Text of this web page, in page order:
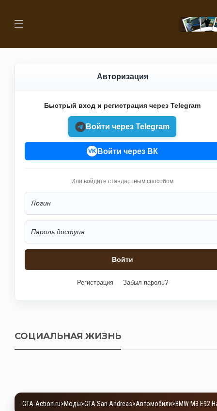
Авторизация
Быстрый вход и регистрация через Telegram
Войти через Telegram
VK Войти через ВК
Или войдите стандартным способом
Регистрация Забыл пароль?
СОЦИАЛЬНАЯ ЖИЗНЬ
GTA-Action.ru>Моды>GTA San Andreas>Автомобили>BMW M3 E92